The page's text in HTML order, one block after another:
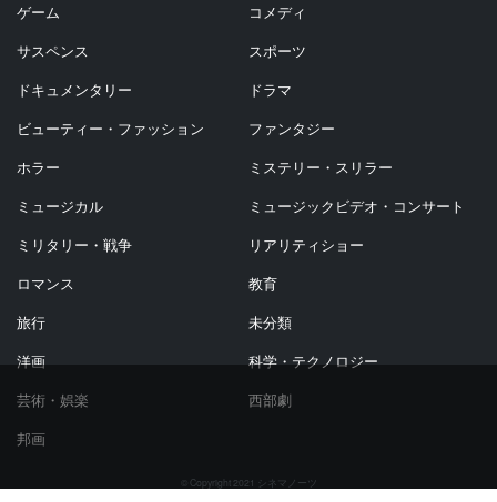
ゲーム
コメディ
サスペンス
スポーツ
ドキュメンタリー
ドラマ
ビューティー・ファッション
ファンタジー
ホラー
ミステリー・スリラー
ミュージカル
ミュージックビデオ・コンサート
ミリタリー・戦争
リアリティショー
ロマンス
教育
旅行
未分類
洋画
科学・テクノロジー
芸術・娯楽
西部劇
邦画
© Copyright 2021 シネマノーツ